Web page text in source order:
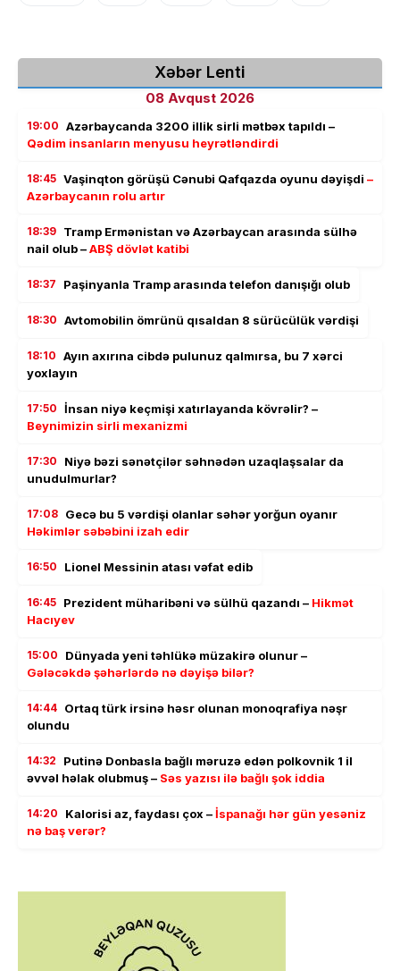
Xəbər Lenti
08 Avqust 2026
19:00 Azərbaycanda 3200 illik sirli mətbəx tapıldı –
Qədim insanların menyusu heyrətləndirdi
18:45 Vaşinqton görüşü Cənubi Qafqazda oyunu dəyişdi –
Azərbaycanın rolu artır
18:39 Tramp Ermənistan və Azərbaycan arasında sülhə
nail olub –ABŞ dövlət katibi
18:37 Paşinyanla Tramp arasında telefon danışığı olub
18:30 Avtomobilin ömrünü qısaldan 8 sürücülük vərdişi
18:10 Ayın axırına cibdə pulunuz qalmırsa, bu 7 xərci
yoxlayın
17:50 İnsan niyə keçmişi xatırlayanda kövrəlir? –
Beynimizin sirli mexanizmi
17:30
Niyə bəzi sənətçilər səhnədən uzaqlaşsalar da
unudulmurlar?
17:08 Gecə bu 5 vərdişi olanlar səhər yorğun oyanır
Həkimlər səbəbini izah edir
16:50 Lionel Messinin atası vəfat edib
16:45 Prezident müharibəni və sülhü qazandı – Hikmət
Hacıyev
15:00
Dünyada yeni təhlükə müzakirə olunur –
Gələcəkdə şəhərlərdə nə dəyişə bilər?
14:44 Ortaq türk irsinə həsr olunan monoqrafiya nəşr
olundu
14:32
Putinə Donbasla bağlı məruzə edən polkovnik 1 il
əvvəl həlak olubmuş – Səs yazısı ilə bağlı şok iddia
14:20 Kalorisi az, faydası çox –İspanağı hər gün yesəniz
nə baş verər?